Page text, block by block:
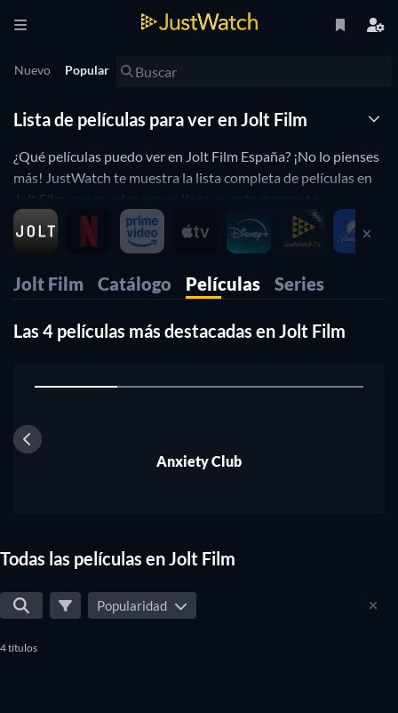
Nuevo Popular
Lista de películas para ver en Jolt Film
¿Qué películas puedo ver en Jolt Film España? ¡No lo pienses
más! JustWatch te muestra la lista completa de películas en
Jolt Film que puedes ver en línea en este momento.
Organizamos esta lista de películas de Jolt Film por
popularidad para ayudarte a elegir las mejores películas para
comedia? Simplemente usa nuestros filtros a continuación
para encontrar películas o series en base a tus preferencias.
¡Sí, es así de simple!.
Jolt Film Catálogo Películas Series
Las 4 películas más destacadas en Jolt Film
1
Anxiety Club
Todas las películas en Jolt Film
Popularidad
4 títulos